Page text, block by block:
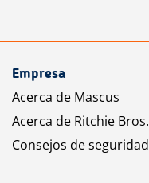
Empresa
Acerca de Mascus
Acerca de Ritchie Bros.
Consejos de seguridad